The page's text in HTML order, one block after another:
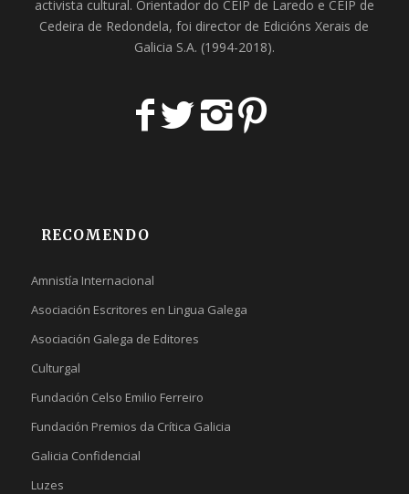
activista cultural. Orientador do CEIP de Laredo e CEIP de
Cedeira de Redondela, foi director de Edicións Xerais de
Galicia S.A. (1994-2018).
RECOMENDO
Amnistía Internacional
Asociación Escritores en Lingua Galega
Asociación Galega de Editores
Culturgal
Fundación Celso Emilio Ferreiro
Fundación Premios da Crítica Galicia
Galicia Confidencial
Luzes